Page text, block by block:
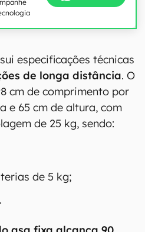
especificações técnicas